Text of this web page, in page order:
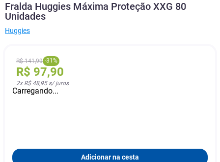
Fralda Huggies Máxima Proteção XXG 80
Unidades
Huggies
R$ 141,99 -31 %
R$ 97,90
2x R$ 48,95s/ juros
Carregando...
Adicionar na cesta